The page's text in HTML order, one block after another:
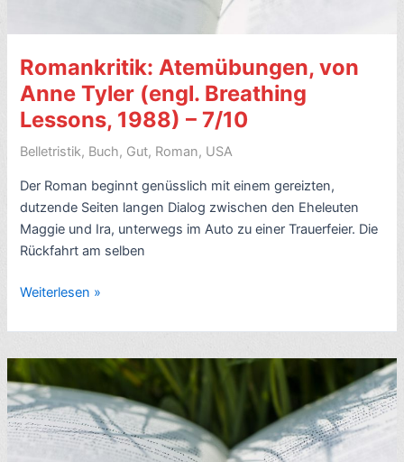
Romankritik: Atemübungen, von
Anne Tyler (engl. Breathing
Lessons, 1988) – 7/10
Belletristik, Buch, Gut, Roman, USA
Der Roman beginnt genüsslich mit einem gereizten,
dutzende Seiten langen Dialog zwischen den Eheleuten
Maggie und Ira, unterwegs im Auto zu einer Trauerfeier. Die
Rückfahrt am selben
Romankritik:
von
Anne
Tyler
(engl.
Breathing
Lessons,
Weiterlesen »